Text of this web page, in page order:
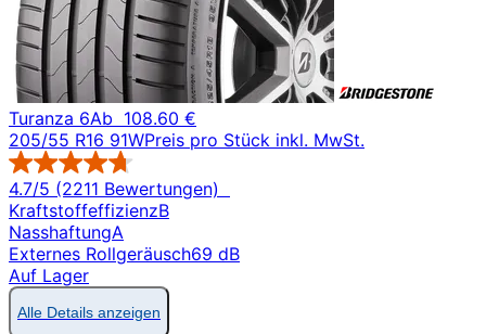
Turanza 6Ab 108.60 €
205/55 R16 91WPreis pro Stück inkl. MwSt.
4.7/5 (2211 Bewertungen)
KraftstoffeffizienzB
NasshaftungA
Externes Rollgeräusch69 dB
Auf Lager
Alle Details anzeigen